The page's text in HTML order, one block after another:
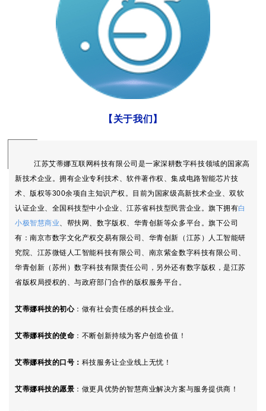
【关于我们 】
江苏艾蒂娜互联网科技有限公司是一家深耕数字科技领域的国家高
新技术企业。拥有企业专利技术、软件著作权、集成电路智能芯片技
术、版权等300余项自主知识产权。目前为国家级高新技术企业、双软
认证企业、全国科技型中小企业、江苏省科技型民营企业。旗下拥有白
小极智慧商业、帮扶网、数字版权、华青创新等众多平台。旗下公司
有：南京市数字文化产权交易有限公司、 华青创新（江苏）人工智能研
究院、江苏微链人工智能科技有限公司、南京紫金数字科技有限公司、
华青创新（苏州）数字科技有限责任公司，另外还有数字版权，是江苏
省版权局授权的、与政府部门合作的版权服务平台。
艾蒂娜科技的初心： 做有社会责任感的科技企业。
艾蒂娜科技的使命 ：不断创新持续为客户创造价值！
艾蒂娜科技的口号 ： 科技服务让企业线上无忧！
艾蒂娜科技的愿景 ：做更具优势的智慧商业解决方案与服务提供商！